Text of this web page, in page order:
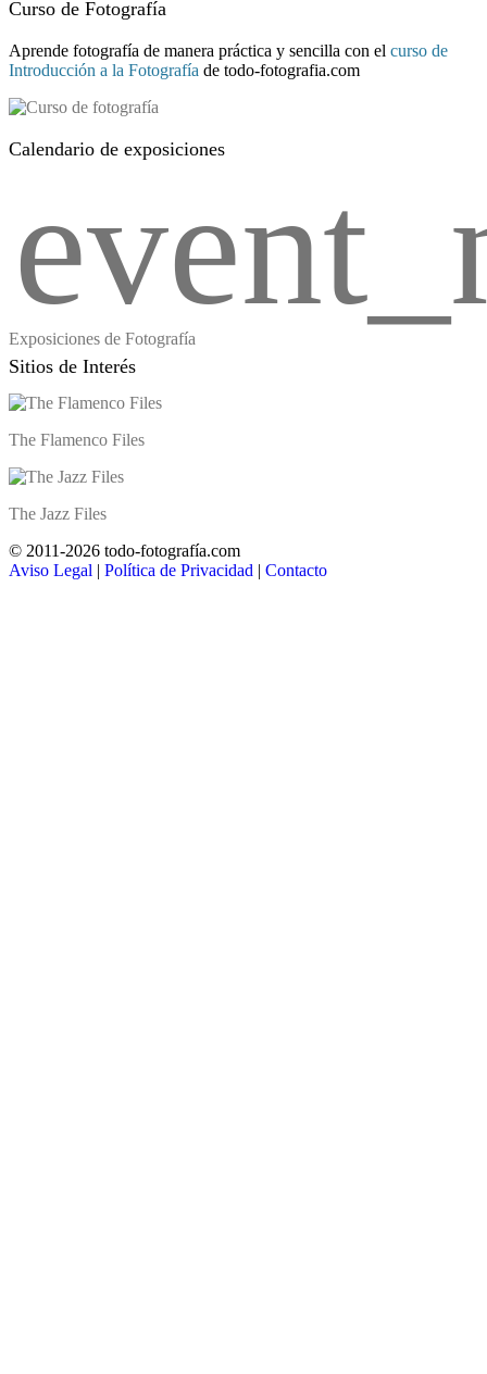
Curso de Fotografía
Aprende fotografía de manera práctica y sencilla con el curso de
Introducción a la Fotografía de todo-fotografia.com
Calendario de exposiciones
Exposiciones de Fotografía
Sitios de Interés
The Flamenco Files
The Jazz Files
© 2011-2026 todo-fotografía.com
Aviso Legal | Política de Privacidad | Contacto